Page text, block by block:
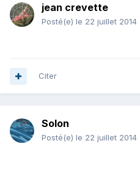
jean crevette
Posté(e) le 22 juillet 2014
Citer
Solon
Posté(e) le 22 juillet 2014